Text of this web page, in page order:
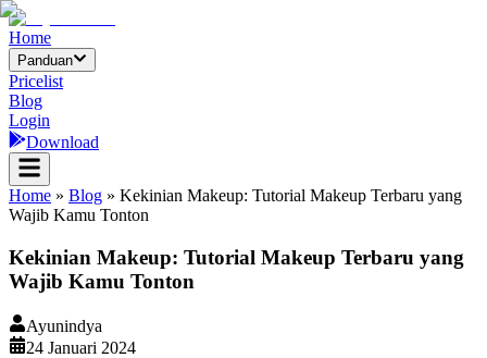
Home
Panduan
Pricelist
Blog
Login
Download
Home » Blog » Kekinian Makeup: Tutorial Makeup Terbaru yang
Wajib Kamu Tonton
Kekinian Makeup: Tutorial Makeup Terbaru yang
Wajib Kamu Tonton
Ayunindya
24 Januari 2024